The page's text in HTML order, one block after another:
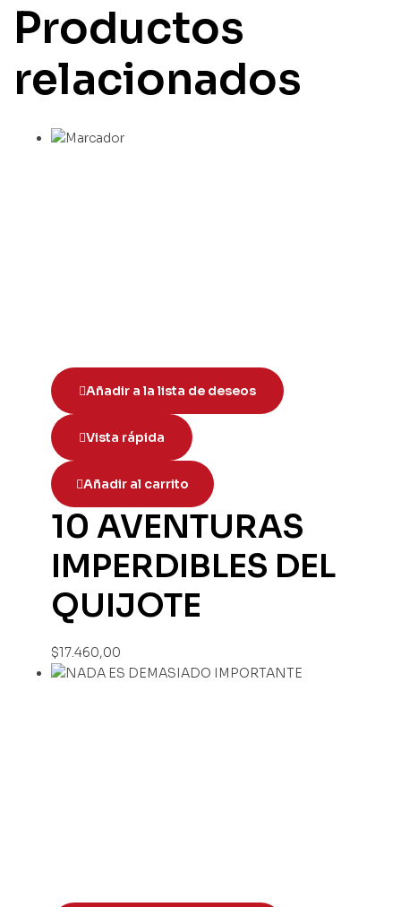
Productos
relacionados
Añadir a la lista de deseos
Vista rápida
Añadir al carrito
10 AVENTURAS
IMPERDIBLES DEL
QUIJOTE
$17.460,00